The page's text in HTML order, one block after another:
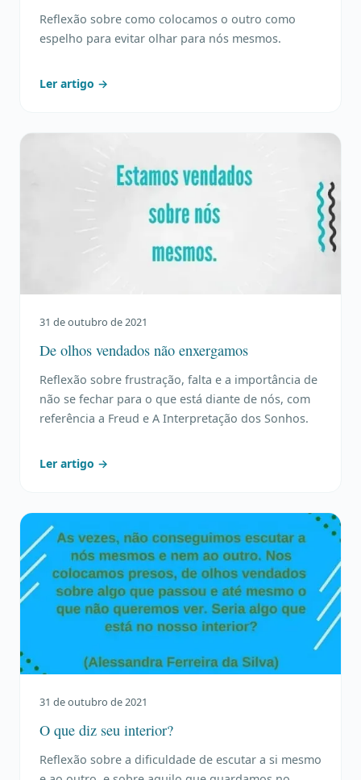
Reflexão sobre como colocamos o outro como
espelho para evitar olhar para nós mesmos.
Ler artigo →
31 de outubro de 2021
De olhos vendados não enxergamos
Reflexão sobre frustração, falta e a importância de
não se fechar para o que está diante de nós, com
referência a Freud e A Interpretação dos Sonhos.
Ler artigo →
31 de outubro de 2021
O que diz seu interior?
Reflexão sobre a dificuldade de escutar a si mesmo